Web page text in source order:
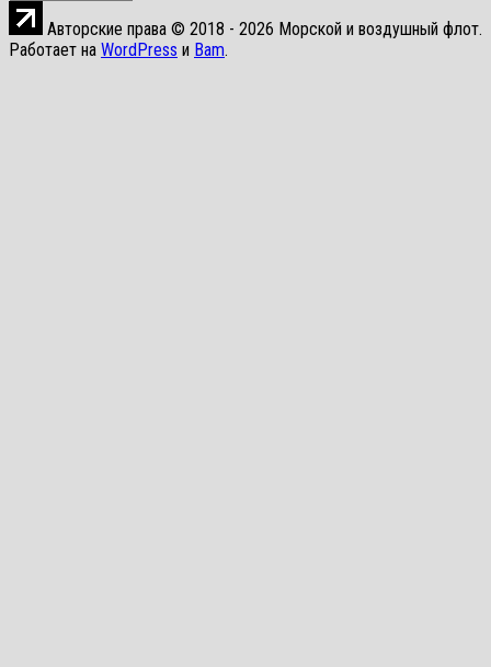
Авторские права © 2018 - 2026 Морской и воздушный флот.
Работает на WordPress и Bam.